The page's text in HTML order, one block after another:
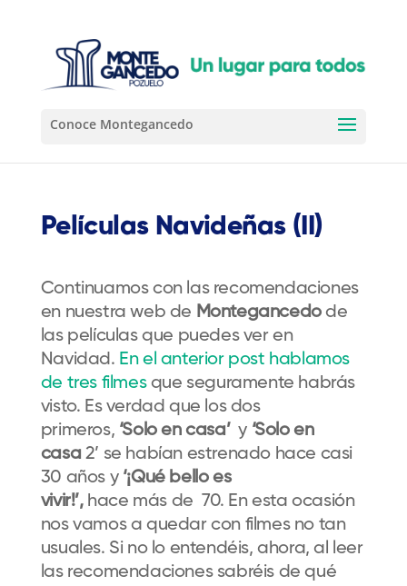
Películas Navideñas (II)
Continuamos con las recomendaciones
en nuestra web de Montegancedode
las películas que puedes ver en
Navidad. En el anterior post hablamos
de tres filmes que seguramente habrás
visto. Es verdad que los dos
primeros, ‘Solo en casa’y ‘Solo en
casa 2’ se habían estrenado hace casi
30 años y ‘¡Qué bello es
vivir!’,hace más de 70. En esta ocasión
nos vamos a quedar con filmes no tan
usuales. Si no lo entendéis, ahora, al leer
las recomendaciones sabréis de qué